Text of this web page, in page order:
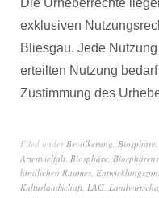
Die Urheberrechte
exklusiven
Bliesgau. Jede
erteilten Nutzung
Zustimmung des
Filed underBevölkerung, Biosphäre,
Artenvielfalt, Biosphäre,
ländlichen Raumes,
Kulturlandschaft, LAG,